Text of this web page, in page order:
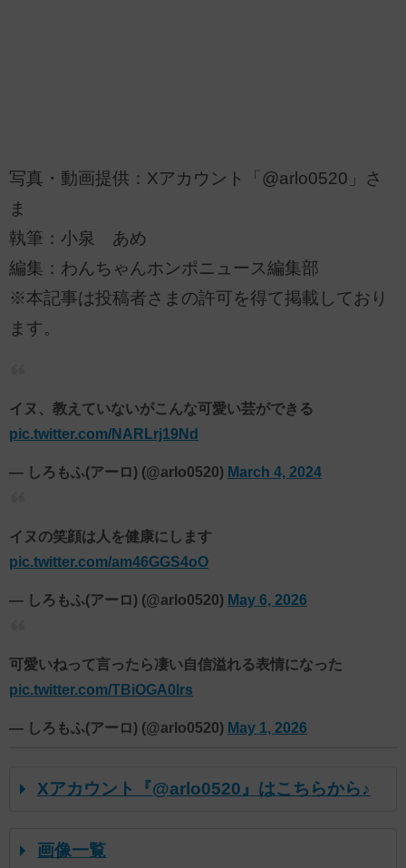
写真・動画提供：Xアカウント「@arlo0520」さ
ま
執筆：小泉 あめ
編集：わんちゃんホンポニュース編集部
※本記事は投稿者さまの許可を得て掲載しており
ます。
イヌ、教えていないがこんな可愛い芸ができる
pic.twitter.com/NARLrj19Nd
— しろもふ(アーロ) (@arlo0520) March 4, 2024
イヌの笑顔は人を健康にします
pic.twitter.com/am46GGS4oO
— しろもふ(アーロ) (@arlo0520) May 6, 2026
可愛いねって言ったら凄い自信溢れる表情になった
pic.twitter.com/TBiOGA0lrs
— しろもふ(アーロ) (@arlo0520) May 1, 2026
Xアカウント『@arlo0520』はこちらから♪
画像一覧